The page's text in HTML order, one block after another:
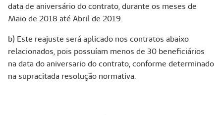
data de aniversário do contrato, durante os meses de
Maio de 2018 até Abril de 2019.
b) Este reajuste será aplicado nos contratos abaixo
relacionados, pois possuíam menos de 30 beneficiários
na data do aniversario do contrato, conforme determinado
na supracitada resolução normativa.